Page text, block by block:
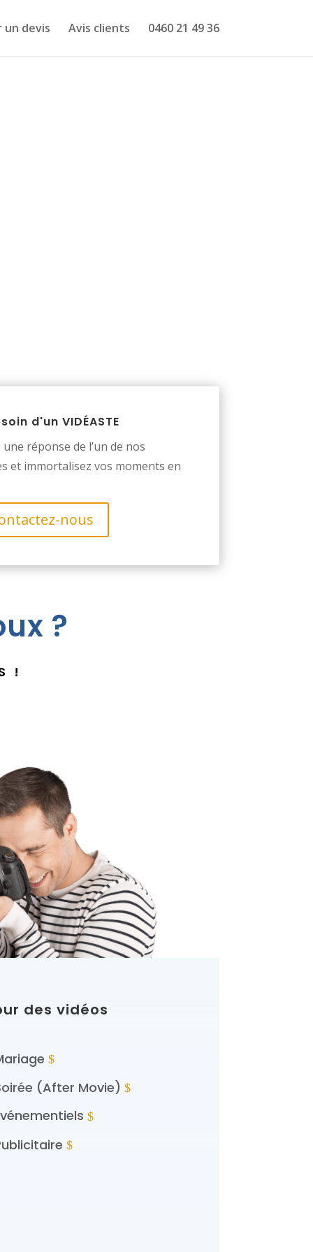
un devis Avis clients 0460 21 49 36
d'un VIDÉASTE
une réponse de l’un de nos
et immortalisez vos moments en
nous
?
!
des vidéos
(After Movie)